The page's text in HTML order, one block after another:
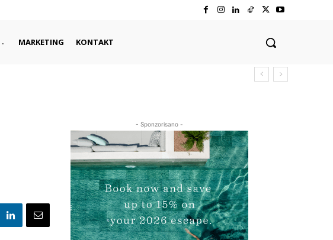
MARKETING KONTAKT
- Sponzorisano -